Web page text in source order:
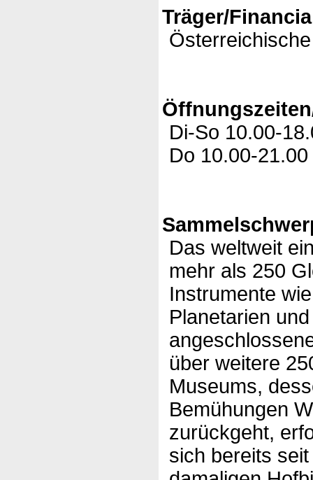
Träger/
Di-So 10.00-
Do 10.00-
Das weltweit
mehr als 250
Instrumente
Planetarien
über weitere
Museums,
Bemühungen
zurückgeht,
sich bereits